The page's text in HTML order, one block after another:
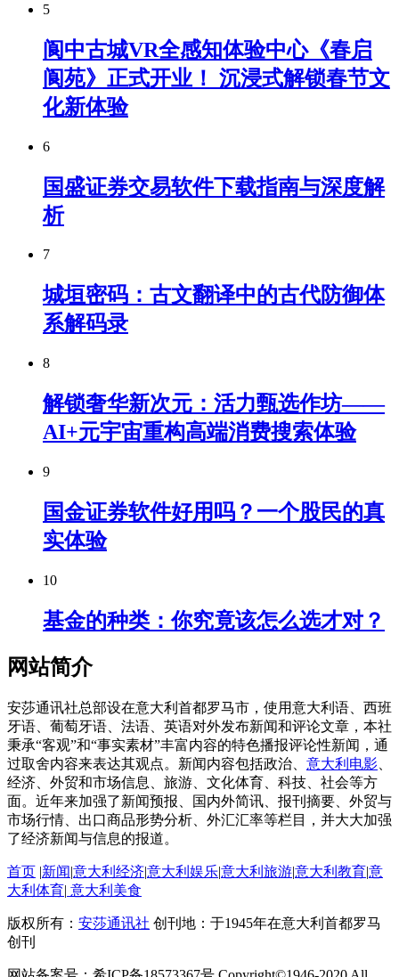
5
阆中古城VR全感知体验中心《春启
阆苑》正式开业！ 沉浸式解锁春节文
化新体验
6
国盛证券交易软件下载指南与深度解
析
7
城垣密码：古文翻译中的古代防御体
系解码录
8
解锁奢华新次元：活力甄选作坊——
AI+元宇宙重构高端消费搜索体验
9
国金证券软件好用吗？一个股民的真
实体验
10
基金的种类：你究竟该怎么选才对？
网站简介
安莎通讯社总部设在意大利首都罗马市，使用意大利语、西班
牙语、葡萄牙语、法语、英语对外发布新闻和评论文章，本社
秉承“客观”和“事实素材”丰富内容的特色播报评论性新闻，通
过取舍内容来表达其观点。新闻内容包括政治、 意大利电影
经济、外贸和市场信息、旅游、文化体育、科技、社会等方
面。近年来加强了新闻预报、国内外简讯、报刊摘要、外贸与
市场行情、出口商品形势分析、外汇汇率等栏目，并大大加强
了经济新闻与信息的报道。
首页 |新闻|意大利经济|意大利娱乐|意大利旅游|意大利教育|意
大利体育| 意大利美食
版权所有： 安莎通讯社 创刊地：于1945年在意大利首都罗马
创刊